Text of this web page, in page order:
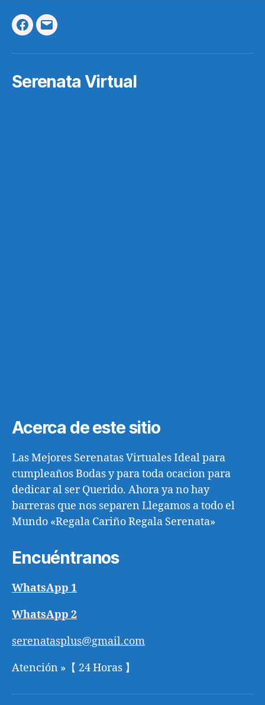
Facebook
Correo
Serenata Virtual
Acerca de este sitio
Las Mejores Serenatas Virtuales Ideal para
cumpleaños Bodas y para toda ocacion para
dedicar al ser Querido. Ahora ya no hay
barreras que nos separen Llegamos a todo el
Mundo «Regala Cariño Regala Serenata»
Encuéntranos
WhatsApp 1
WhatsApp 2
serenatasplus@gmail.com
Atención »【 24 Horas 】